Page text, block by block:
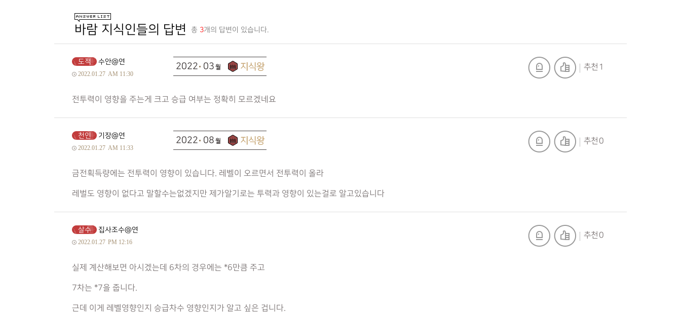
바람 지식인들의 답변 총 3개의 답변이 있습니다.
도적 수안@연
2022.01.27 AM 11:30
전투력이 영향을 주는게 크고 승급 여부는 정확히 모르겠네요
2022 03 추천 1
천인 기장@연
2022.01.27 AM 11:33
금전획득량에는 전투력이 영향이 있습니다. 레벨이 오르면서 전투력이 올라
레벌도 영향이 없다고 말할수는없겠지만 제가알기로는 투력과 영향이 있는걸로 알고있습니다
2022 08 추천 0
살수 집사조수@연
2022.01.27 PM 12:16
실제 계산해보면 아시겠는데 6차의 경우에는 *6만큼 주고
7차는 *7을 줍니다.
근데 이게 레벨영향인지 승급차수 영향인지가 알고 싶은 겁니다.
추천 0